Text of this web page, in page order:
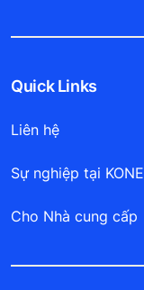
Quick Links
Liên hệ
Sự nghiệp tại KONE
Cho Nhà cung cấp